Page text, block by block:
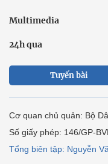
Multimedia
24h qua
Tuyến bài
Cơ quan chủ quản: Bộ
Số giấy phép: 146/GP-
Tổng biên tập: Nguyễn